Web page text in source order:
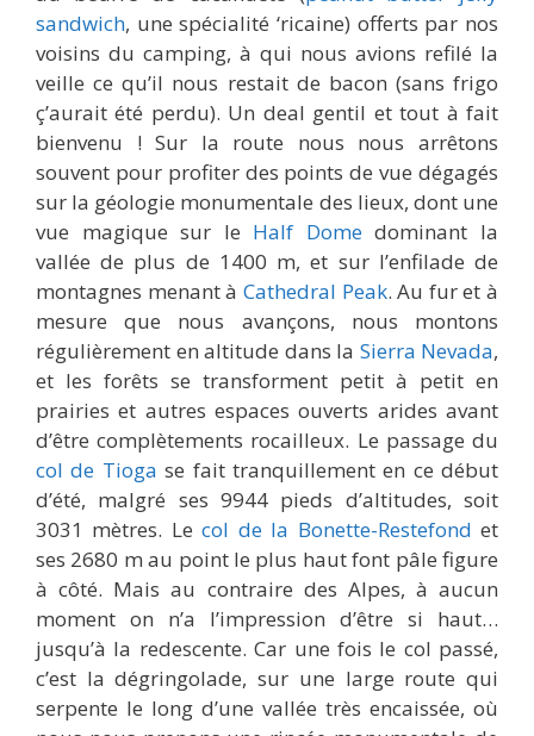
sandwich, une spécialité ‘ricaine) offerts par nos
voisins du camping, à qui nous avions refilé la
veille ce qu’il nous restait de bacon (sans frigo
ç’aurait été perdu). Un deal gentil et tout à fait
bienvenu ! Sur la route nous nous arrêtons
souvent pour profiter des points de vue dégagés
sur la géologie monumentale des lieux, dont une
vue magique sur le Half Domedominant la
vallée de plus de 1400 m, et sur l’enfilade de
montagnes menant à Cathedral Peak. Au fur et à
mesure que nous avançons, nous montons
régulièrement en altitude dans la Sierra Nevada,
et les forêts se transforment petit à petit en
prairies et autres espaces ouverts arides avant
d’être complètements rocailleux. Le passage du
col de Tioga se fait tranquillement en ce début
d’été, malgré ses 9944 pieds d’altitudes, soit
3031 mètres. Lecol de la Bonette-Restefond et
ses 2680 m au point le plus haut font pâle figure
à côté. Mais au contraire des Alpes, à aucun
moment on n’a l’impression d’être si haut…
jusqu’à la redescente. Car une fois le col passé,
c’est la dégringolade, sur une large route qui
serpente le long d’une vallée très encaissée, où